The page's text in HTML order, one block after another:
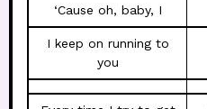
‘Cause oh, baby, I
I keep on running to
you